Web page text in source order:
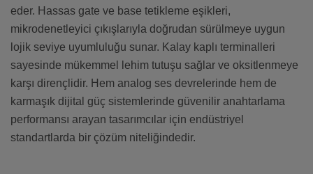
eder. Hassas gate ve base tetikleme eşikleri,
mikrodenetleyici çıkışlarıyla doğrudan sürülmeye uygun
lojik seviye uyumluluğu sunar. Kalay kaplı terminalleri
sayesinde mükemmel lehim tutuşu sağlar ve oksitlenmeye
karşı dirençlidir. Hem analog ses devrelerinde hem de
karmaşık dijital güç sistemlerinde güvenilir anahtarlama
performansı arayan tasarımcılar için endüstriyel
standartlarda bir çözüm niteliğindedir.